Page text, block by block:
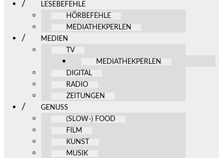
LESEBEFEHLE
HÖRBEFEHLE
MEDIATHEKPERLEN
MEDIEN
TV
MEDIATHEKPERLEN
DIGITAL
RADIO
ZEITUNGEN
GENUSS
(SLOW-) FOOD
FILM
KUNST
MUSIK